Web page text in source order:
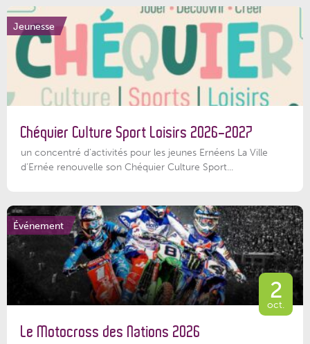
Jeunesse
Chéquier Culture Sport Loisirs 2026-2027
un concentré d’activités pour les jeunes Ernéens La Ville
d’Ernée renouvelle son Chéquier Culture Sport...
Événement
2
oct.
Le Motocross des Nations 2026